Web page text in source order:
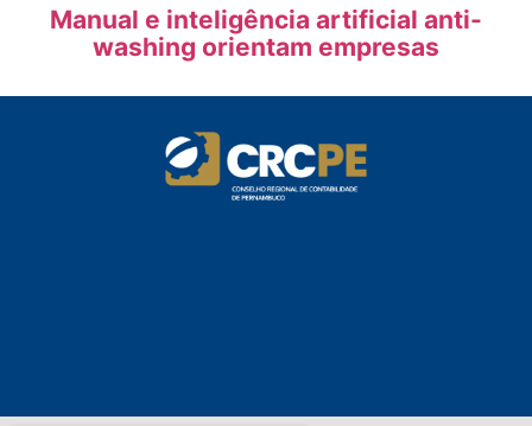
Manual e inteligência artificial anti-
washing orientam empresas